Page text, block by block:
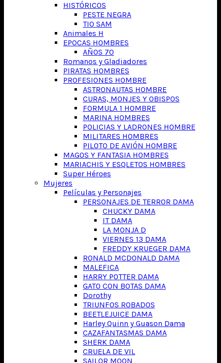
HISTÓRICOS
PESTE NEGRA
TIO SAM
Animales H
EPOCAS HOMBRES
AÑOS 70
Romanos y Gladiadores
PIRATAS HOMBRES
PROFESIONES HOMBRE
ASTRONAUTAS HOMBRE
CURAS, MONJES Y OBISPOS
FORMULA 1 HOMBRE
MARINA HOMBRES
POLICIAS Y LADRONES HOMBRE
MILITARES HOMBRES
PILOTO DE AVIÓN HOMBRE
MAGOS Y FANTASIA HOMBRES
MARIACHIS Y ESQLETOS HOMBRES
Super Héroes
Mujeres
Películas y Personajes
PERSONAJES DE TERROR DAMA
CHUCKY DAMA
IT DAMA
LA MONJA D
VIERNES 13 DAMA
FREDDY KRUEGER DAMA
RONALD MCDONALD DAMA
MALEFICA
HARRY POTTER DAMA
GATO CON BOTAS DAMA
Dorothy
TRIUNFOS ROBADOS
BEETLEJUICE DAMA
Harley Quinn y Guason Dama
CAZAFANTASMAS DAMA
SHERK DAMA
CRUELA DE VIL
SAILOR MOON